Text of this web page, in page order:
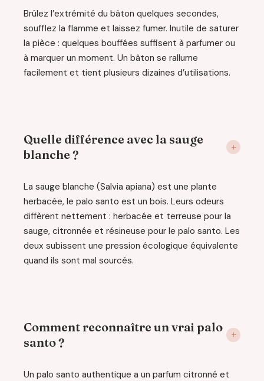
Brûlez l’extrémité du bâton quelques secondes,
soufflez la flamme et laissez fumer. Inutile de saturer
la pièce : quelques bouffées suffisent à parfumer ou
à marquer un moment. Un bâton se rallume
facilement et tient plusieurs dizaines d’utilisations.
Quelle différence avec la sauge
blanche ?
La sauge blanche (Salvia apiana) est une plante
herbacée, le palo santo est un bois. Leurs odeurs
diffèrent nettement : herbacée et terreuse pour la
sauge, citronnée et résineuse pour le palo santo. Les
deux subissent une pression écologique équivalente
quand ils sont mal sourcés.
Comment reconnaître un vrai palo
santo ?
Un palo santo authentique a un parfum citronné et